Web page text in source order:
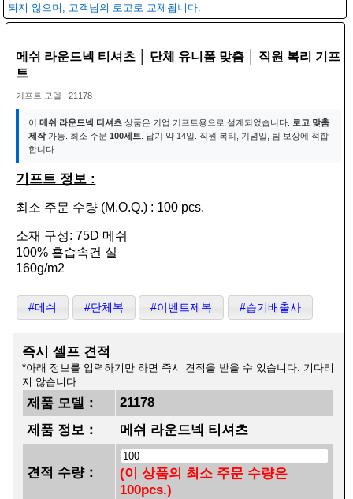
되지 않으며, 고객님의 로고로 교체됩니다.
메쉬 라운드넥 티셔츠 │ 단체 유니폼 맞춤 │ 직원 복리 기프
트
기프트 모델 : 21178
이 메쉬 라운드넥 티셔츠상품은 기업 기프트용으로 설계되었습니다.
로고 맞춤
제작가능. 최소 주문 100세트 . 납기 약 14일. 직원 복리, 기념일, 팀 보상에 적합
합니다.
기프트 정보 :
최소 주문 수량 (M.O.Q.) : 100 pcs.
소재 구성: 75D 메쉬
100% 흡습속건 실
160g/m2
#메쉬 #단체복 #이벤트제복 #습기배출사
즉시 셀프 견적
*아래 정보를 입력하기만 하면 즉시 견적을 받을 수 있습니다. 기다리
지 않습니다.
제품 모델：
21178
제품 정보：
메쉬 라운드넥 티셔츠
견적 수량：
(이 상품의 최소 주문 수량은
100pcs.)